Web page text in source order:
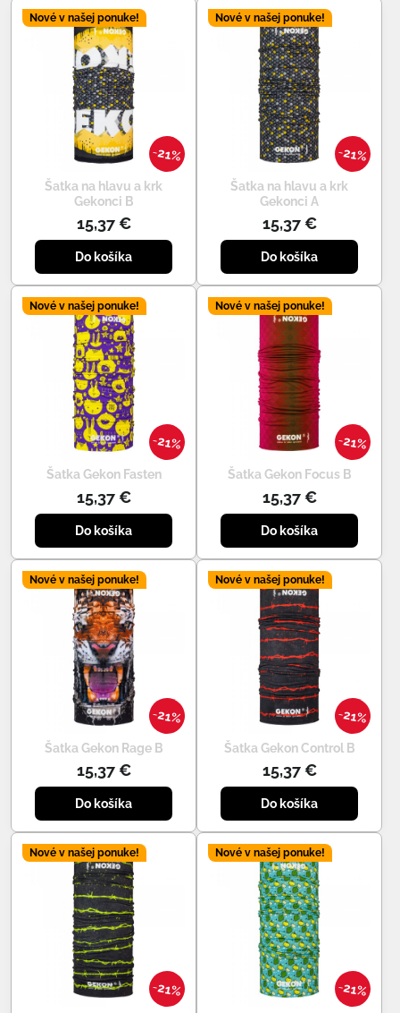
21%
Nové v našej ponuke!
Šatka na hlavu a krk
Gekonci B
15,37 €
Do košíka
21%
Nové v našej ponuke!
Šatka na hlavu a krk
Gekonci A
15,37 €
Do košíka
21%
Nové v našej ponuke!
Šatka Gekon Fasten
15,37 €
Do košíka
21%
Nové v našej ponuke!
Šatka Gekon Focus B
15,37 €
Do košíka
21%
Nové v našej ponuke!
Šatka Gekon Rage B
15,37 €
Do košíka
21%
Nové v našej ponuke!
Šatka Gekon Control B
15,37 €
Do košíka
21%
Nové v našej ponuke!
21%
Nové v našej ponuke!